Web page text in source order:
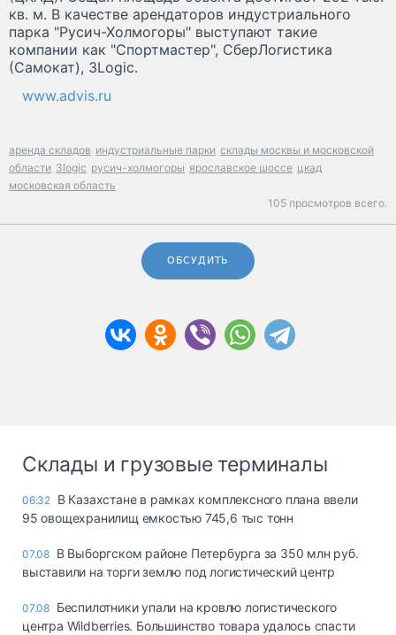
кв. м. В качестве арендаторов индустриального
парка "Русич-Холмогоры" выступают такие
компании как "Спортмастер", СберЛогистика
(Самокат), 3Logic.
www.advis.ru
аренда складов индустриальные парки склады москвы и московской
области 3logic русич-холмогоры ярославское шоссе цкад
московская область
105 просмотров всего.
ОБСУДИТЬ
Склады и грузовые терминалы
06:32 В Казахстане в рамках комплексного плана ввели
95 овощехранилищ емкостью 745,6 тыс тонн
07.08 В Выборгском районе Петербурга за 350 млн руб.
выставили на торги землю под логистический центр
07.08 Беспилотники упали на кровлю логистического
центра Wildberries. Большинство товара удалось спасти